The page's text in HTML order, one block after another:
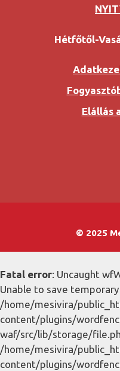
Hétfőtől-
Elállás
© 2025
Fatal error: Uncaught
Unable to save
/home/mesivira/
content/plugins/
waf/src/lib/storage/
/home/mesivira/
content/plugins/